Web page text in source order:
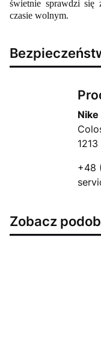
świetnie sprawdzi
czasie wolnym.
Nike
+48
Zobacz